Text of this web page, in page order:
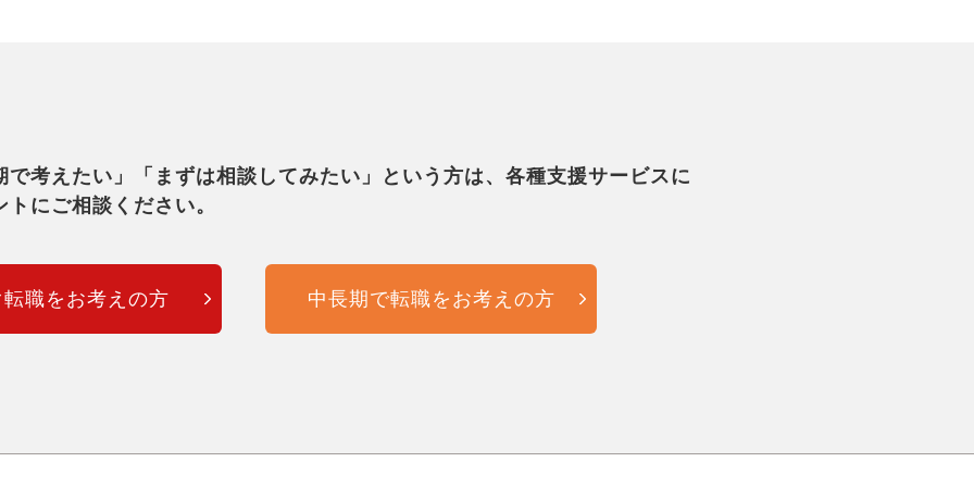
考えたい」「まずは相談してみたい」という方は、各種支援サービスに
にご相談ください。
職をお考えの方 中長期で転職をお考えの方